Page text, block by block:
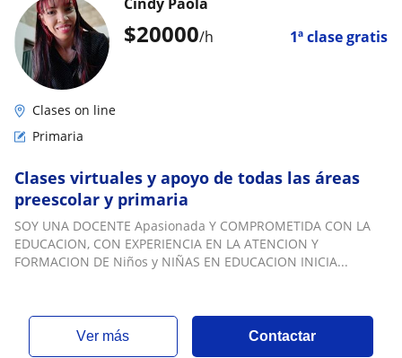
$20000/h 1ª clase gratis
Clases on line
Primaria
Clases virtuales y apoyo de todas las áreas
preescolar y primaria
SOY UNA DOCENTE Apasionada Y COMPROMETIDA CON LA
EDUCACION, CON EXPERIENCIA EN LA ATENCION Y
FORMACION DE Niños y NIÑAS EN EDUCACION INICIA...
ver más Contactar